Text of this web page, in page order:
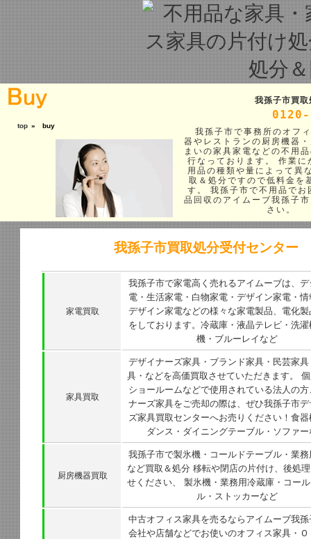
我孫子市買
top» buy
我孫子市で事務所のオフ
器やレストランの厨房機器
まいの家具家電などの不用
行なっております。 作業に
用品の種類や量によって異
取＆処分ですので低料金を
す。 我孫子市で不用品でお
品回収のアイムーブ我孫子
さい。
我孫子市買取処分受付センター
家電買取
我孫子市で家電高く売れるアイムーブは、
電・生活家電・白物家電・デザイン家電・
デザイン家電などの様々な家電製品、電化
をしております。冷蔵庫・液晶テレビ・洗
機・ブルーレイなど
家具買取
デザイナーズ家具・ブランド家具・民芸家
具・などを高価買取させていただきます。
ショールームなどで使用されている法人の
ナーズ家具をご売却の際は、ぜひ我孫子市
ズ家具買取センターへお売りください！食
ダンス・ダイニングテーブル・ソファー
厨房機器買取
我孫子市で製氷機・コールドテーブル・業
など買取＆処分 移転や閉店の片付け、後処
せください、 製氷機・業務用冷蔵庫・コー
ル・ストッカーなど
中古オフィス家具を売るならアイムーブ我
会社や店舗などでお使いのオフィス家具・